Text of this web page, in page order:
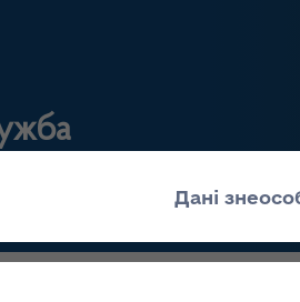
Прес-центр